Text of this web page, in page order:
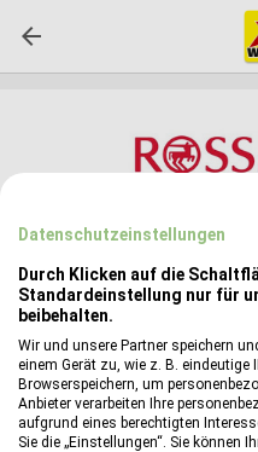

Datenschutzeinstellungen
Durch Klicken auf die
Standardeinstellung nur für
beibehalten.
Wir und unsere Partner speichern
einem Gerät zu, wie z. B. eindeutige
Browserspeichern, um
Anbieter verarbeiten Ihre
aufgrund eines berechtigten
Sie die „Einstellungen“. Sie können